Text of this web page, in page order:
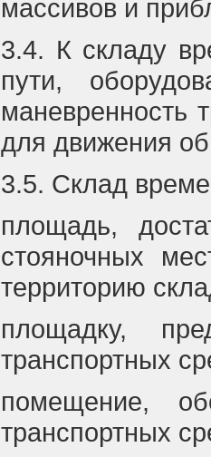
массивов и
3.4. К складу
пути,
маневренность
для движения
3.5. Склад
площадь,
стояночных
территорию
площадку,
транспортных
помещение,
транспортных